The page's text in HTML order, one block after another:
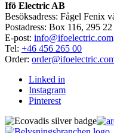
Ifö Electric AB
Besöksadress: Fågel Fenix
Postadress: Box 116, 295
E-post: info@ifoelectric.com
Tel: +46 456 265 00
Order:
Linked in
Instagram
Pinterest